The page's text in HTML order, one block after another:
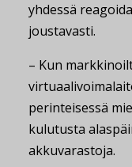
yhdessä
joustavasti.
– Kun
perinteisessä
kulutusta
akkuvarastoja.